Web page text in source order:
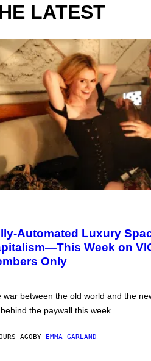
LATEST
Automated Luxury
Week on
Only
war between the old world and the
the paywall this week.
AGOBY EMMA GARLAND